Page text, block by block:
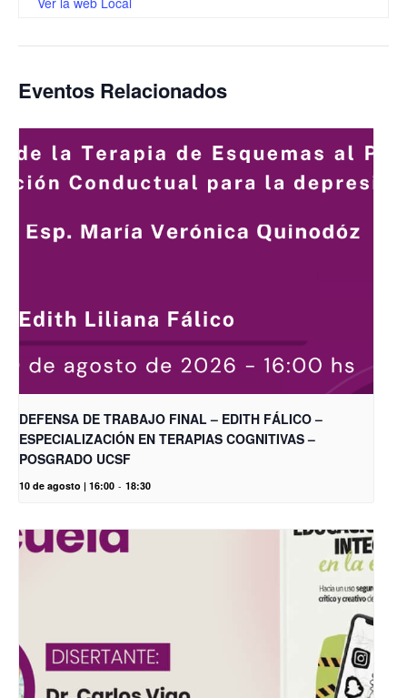
Eventos Relacionados
DEFENSA DE TRABAJO FINAL – EDITH FÁLICO –
ESPECIALIZACIÓN EN TERAPIAS COGNITIVAS –
POSGRADO UCSF
10 de agosto | 16:00 - 18:30